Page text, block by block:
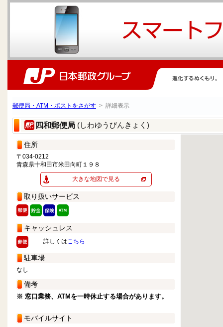
郵便局・ATM・ポストをさがす > 詳細表示
四和郵便局 (しわゆうびんきょく)
住所
〒034-0212
青森県十和田市米田向町１９８
大きな地図で見る
取り扱いサービス
キャッシュレス
詳しくはこちら
駐車場
なし
備考
※ 窓口業務、ATMを一時休止する場合があります。
モバイルサイト